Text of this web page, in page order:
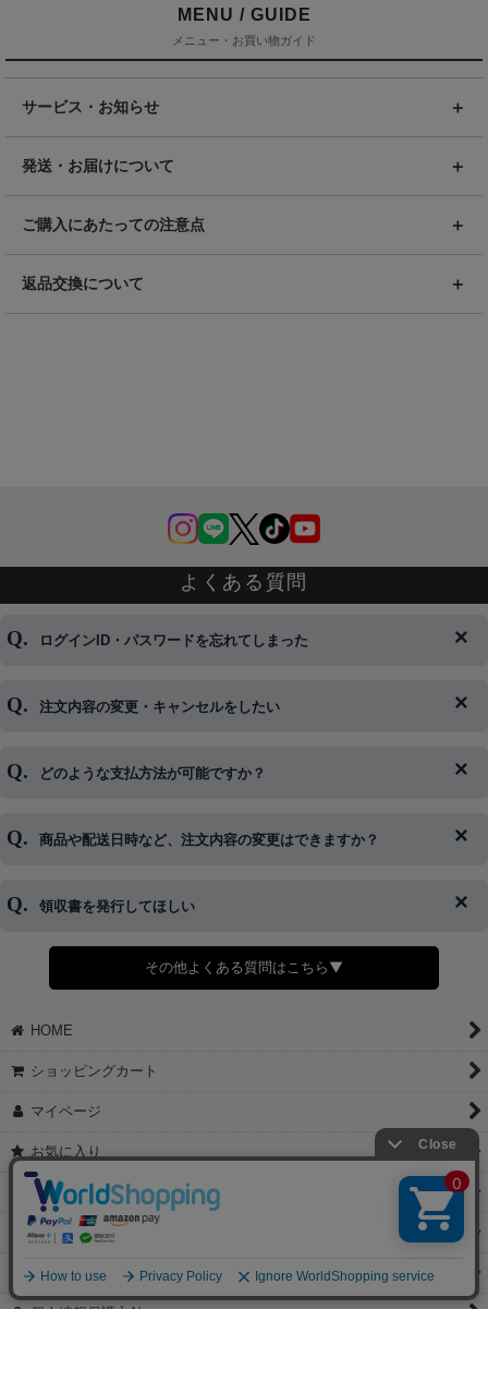
MENU / GUIDE
メニュー・お買い物ガイド
サービス・お知らせ
発送・お届けについて
ご購入にあたっての注意点
返品交換について
よくある質問
ログインID・パスワードを忘れてしまった
◆下記ページより、ログインIDの変更が可能です。
注文内容の変更・キャンセルをしたい
◆即日発送を行なっている関係上、午後以降のご連絡やキャンセル
※発送後、発送準備が完了しお手続きが間に合わない場合は変更、
どのような支払方法が可能ですか？
◆代金引換・クレジットカード・携帯キャリア決済・おねだり決
商品や配送日時など、注文内容の変更はできますか？
◆商品発送前の変更は承っております。
さい。
領収書を発行してほしい
◆領収書はご希望頂いた場合のみ発行しております。
【これからご注文する場合】
願いします。
②宛名（空欄は上様は不可）
【すでにご注文が完了している場合】
①お電話・メール・LINEにて領収書希望の連絡をお願い致します
②後日、郵送にて領収書を送らせて頂きます。
①マイページから購入履歴→購入内容→領収書発行を選択。
②後日、郵送にて領収書を送らせて頂きます。
その他よくある質問はこちら▼
HOME
ショッピングカート
マイページ
お気に入り
特定商取引法表示
ご利用案内
お問い合せ
個人情報保護方針